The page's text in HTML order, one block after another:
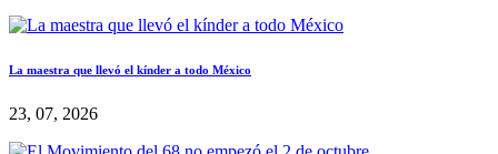
La maestra que llevó el kínder a todo México
23, 07, 2026